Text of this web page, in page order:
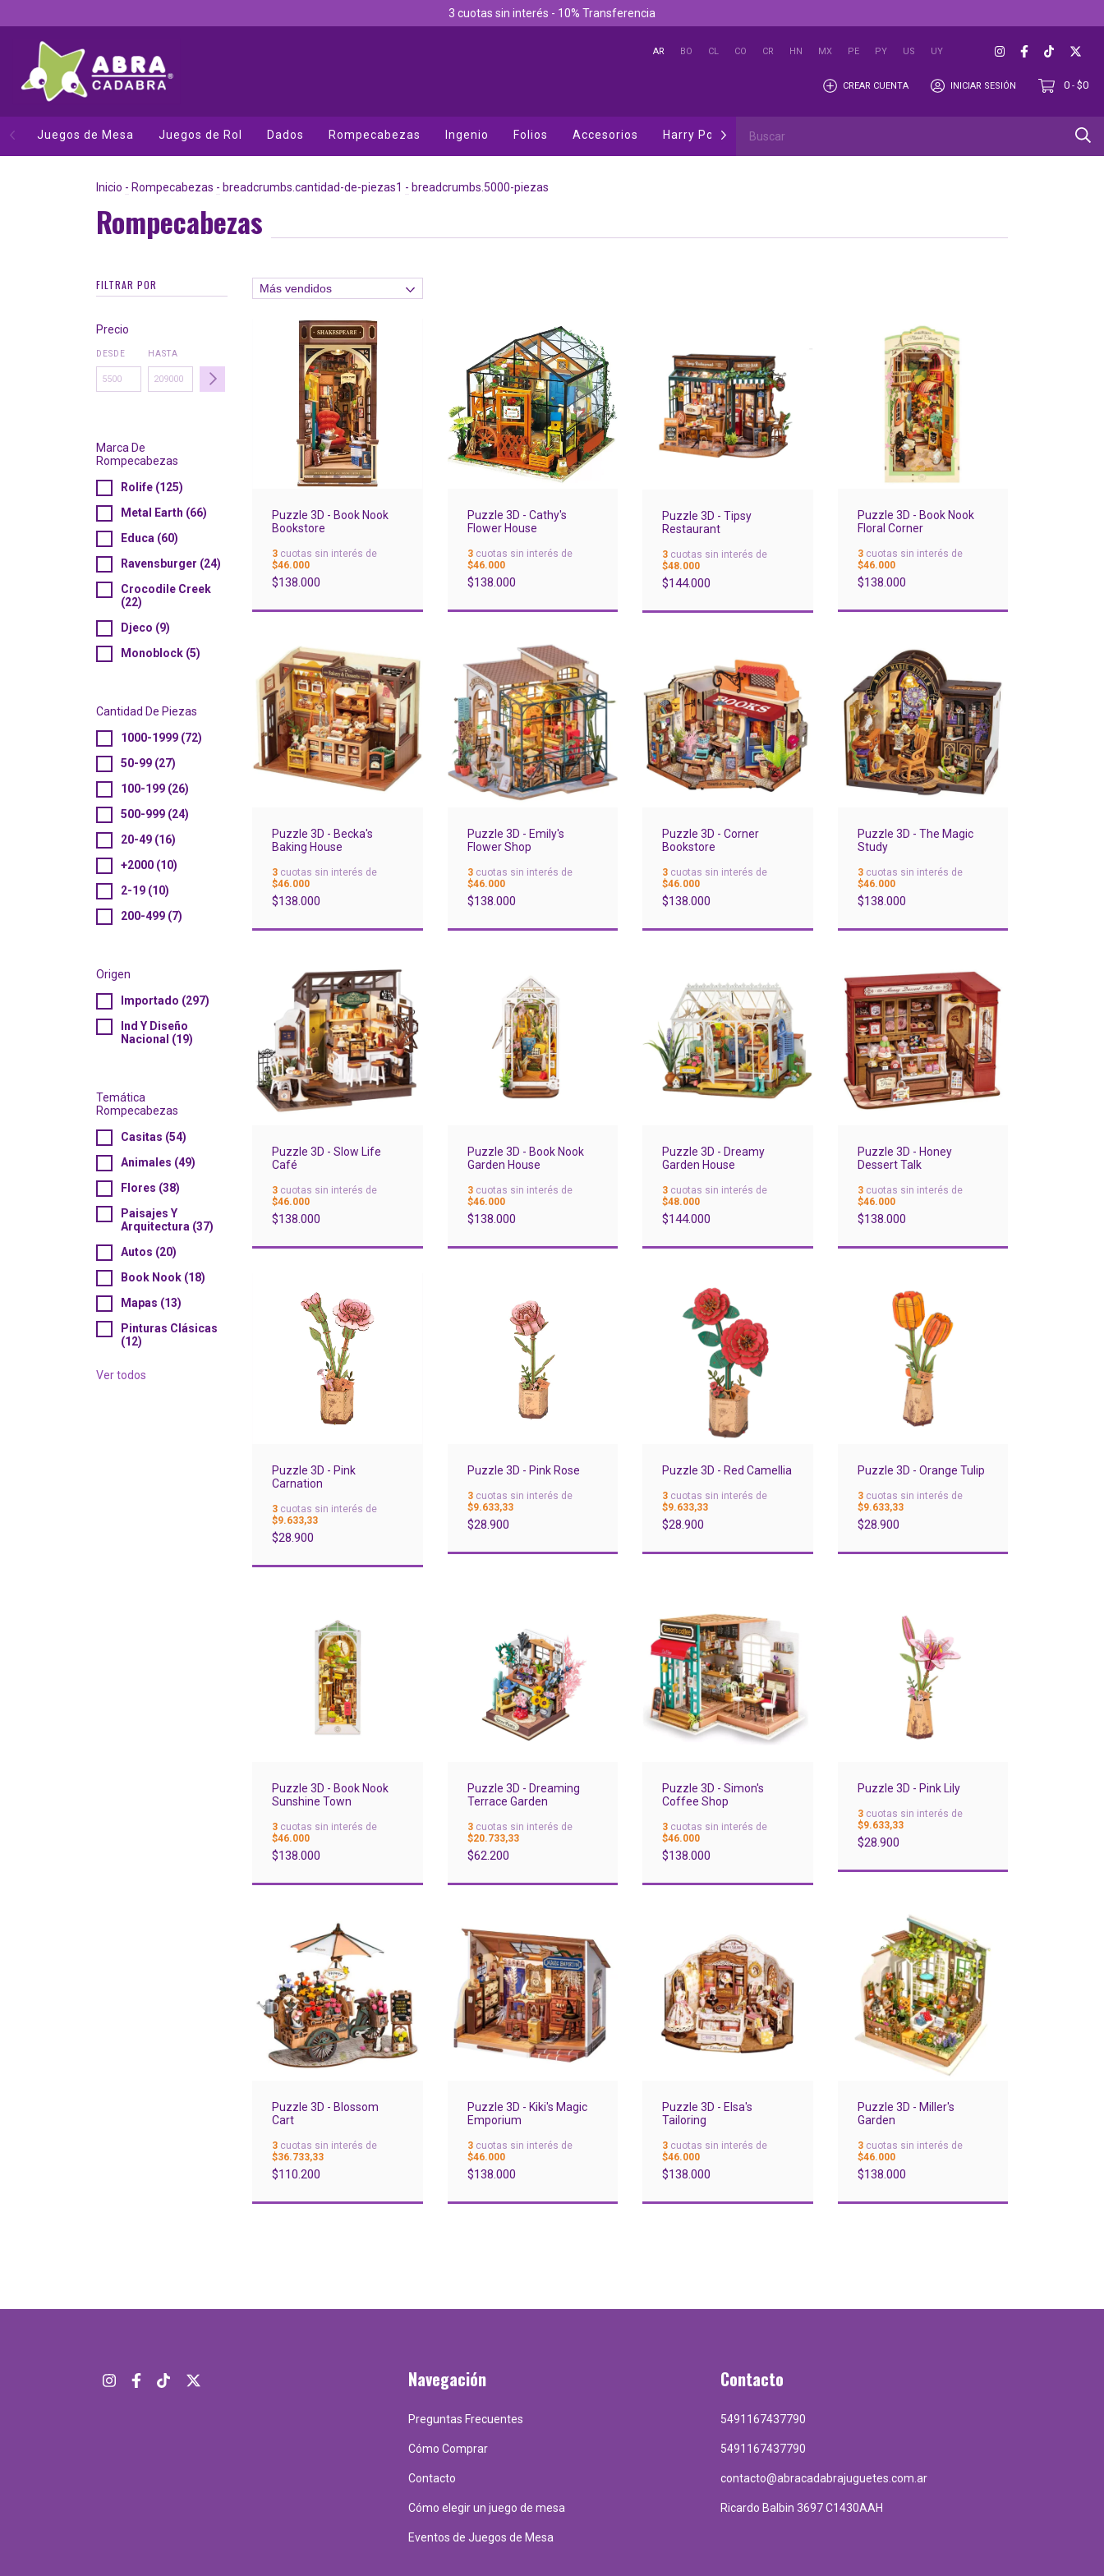
3 cuotas sin interés - 10% Transferencia
AR BO CL CO CR HN MX PE PY US UY
CREAR CUENTA INICIAR SESIÓN 0 - $0
Juegos de Mesa Juegos de Rol Dados Rompecabezas Ingenio Folios Accesorios Harry Potter OUTLET
Inicio - Rompecabezas - breadcrumbs.cantidad-de-piezas1 - breadcrumbs.5000-piezas
Rompecabezas
FILTRAR POR
Precio
DESDE HASTA
Marca De
Rompecabezas
Rolife (125)
Metal Earth (66)
Educa (60)
Ravensburger (24)
Crocodile Creek
(22)
Djeco (9)
Monoblock (5)
Cantidad De Piezas
1000-1999 (72)
50-99 (27)
100-199 (26)
500-999 (24)
20-49 (16)
+2000 (10)
2-19 (10)
200-499 (7)
Origen
Importado (297)
Ind Y Diseño
Nacional (19)
Temática
Rompecabezas
Casitas (54)
Animales (49)
Flores (38)
Paisajes Y
Arquitectura (37)
Autos (20)
Book Nook (18)
Mapas (13)
Pinturas Clásicas
(12)
Ver todos
Puzzle 3D - Book Nook
Bookstore
3 cuotas sin interés de
$46.000
$138.000
Puzzle 3D - Cathy's
Flower House
3cuotas sin interés de
$46.000
$138.000
Puzzle 3D - Tipsy
Restaurant
3 cuotas sin interés de
$48.000
$144.000
Puzzle 3D - Book Nook
Floral Corner
3cuotas sin interés de
$46.000
$138.000
Puzzle 3D - Becka's
Baking House
3 cuotas sin interés de
$46.000
$138.000
Puzzle 3D - Emily's
Flower Shop
3cuotas sin interés de
$46.000
$138.000
Puzzle 3D - Corner
Bookstore
3 cuotas sin interés de
$46.000
$138.000
Puzzle 3D - The Magic
Study
3cuotas sin interés de
$46.000
$138.000
Puzzle 3D - Slow Life
Café
3 cuotas sin interés de
$46.000
$138.000
Puzzle 3D - Book Nook
Garden House
3cuotas sin interés de
$46.000
$138.000
Puzzle 3D - Dreamy
Garden House
3 cuotas sin interés de
$48.000
$144.000
Puzzle 3D - Honey
Dessert Talk
3cuotas sin interés de
$46.000
$138.000
Puzzle 3D - Pink
Carnation
3 cuotas sin interés de
$9.633,33
$28.900
Puzzle 3D - Pink Rose
3cuotas sin interés de
$9.633,33
$28.900
Puzzle 3D - Red Camellia
3 cuotas sin interés de
$9.633,33
$28.900
Puzzle 3D - Orange Tulip
3cuotas sin interés de
$9.633,33
$28.900
Puzzle 3D - Book Nook
Sunshine Town
3 cuotas sin interés de
$46.000
$138.000
Puzzle 3D - Dreaming
Terrace Garden
3cuotas sin interés de
$20.733,33
$62.200
Puzzle 3D - Simon's
Coffee Shop
3 cuotas sin interés de
$46.000
$138.000
Puzzle 3D - Pink Lily
3cuotas sin interés de
$9.633,33
$28.900
Puzzle 3D - Blossom
Cart
3 cuotas sin interés de
$36.733,33
$110.200
Puzzle 3D - Kiki's Magic
Emporium
3cuotas sin interés de
$46.000
$138.000
Puzzle 3D - Elsa's
Tailoring
3 cuotas sin interés de
$46.000
$138.000
Puzzle 3D - Miller's
Garden
3cuotas sin interés de
$46.000
$138.000
Navegación
Preguntas Frecuentes
Cómo Comprar
Contacto
Cómo elegir un juego de mesa
Eventos de Juegos de Mesa
Contacto
5491167437790
5491167437790
contacto@abracadabrajuguetes.com.ar
Ricardo Balbin 3697 C1430AAH